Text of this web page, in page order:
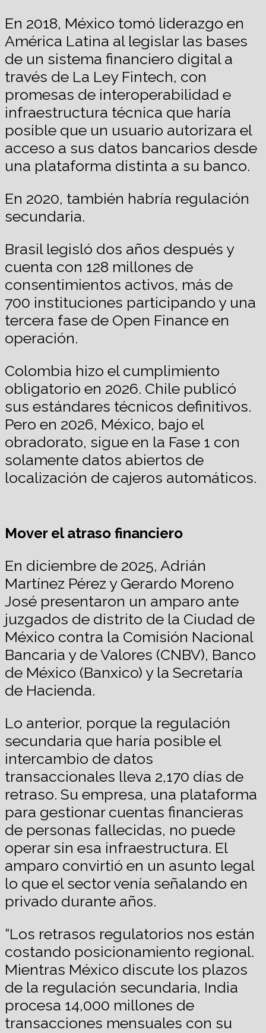
En 2018, México tomó liderazgo en
América Latina al legislar las bases
de un sistema financiero digital a
través de La Ley Fintech, con
promesas de interoperabilidad e
infraestructura técnica que haría
posible que un usuario autorizara el
acceso a sus datos bancarios desde
una plataforma distinta a su banco.
En 2020, también habría regulación
secundaria.
Brasil legisló dos años después y
cuenta con 128 millones de
consentimientos activos, más de
700 instituciones participando y una
tercera fase de Open Finance en
operación.
Colombia hizo el cumplimiento
obligatorio en 2026. Chile publicó
sus estándares técnicos definitivos.
Pero en 2026, México, bajo el
obradorato, sigue en la Fase 1 con
solamente datos abiertos de
localización de cajeros automáticos.
Mover el atraso financiero
En diciembre de 2025, Adrián
Martínez Pérez y Gerardo Moreno
José presentaron un amparo ante
juzgados de distrito de la Ciudad de
México contra la Comisión Nacional
Bancaria y de Valores (CNBV), Banco
de México (Banxico) y la Secretaría
de Hacienda.
Lo anterior, porque la regulación
secundaria que haría posible el
intercambio de datos
transaccionales lleva 2,170 días de
retraso. Su empresa, una plataforma
para gestionar cuentas financieras
de personas fallecidas, no puede
operar sin esa infraestructura. El
amparo convirtió en un asunto legal
lo que el sector venía señalando en
privado durante años.
“Los retrasos regulatorios nos están
costando posicionamiento regional.
Mientras México discute los plazos
de la regulación secundaria, India
procesa 14,000 millones de
transacciones mensuales con su